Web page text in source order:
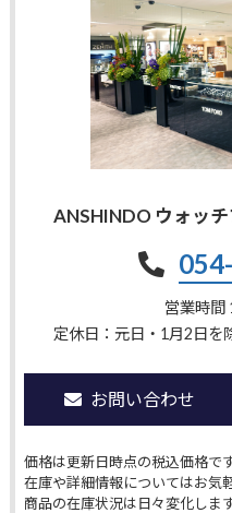
ANSHINDO ウォッ
営業時間
定休日：元日・1月2日を
お問い合わせ
価格は更新日時点の税込価格です
在庫や詳細情報についてはお気
商品の在庫状況は日々変化しま